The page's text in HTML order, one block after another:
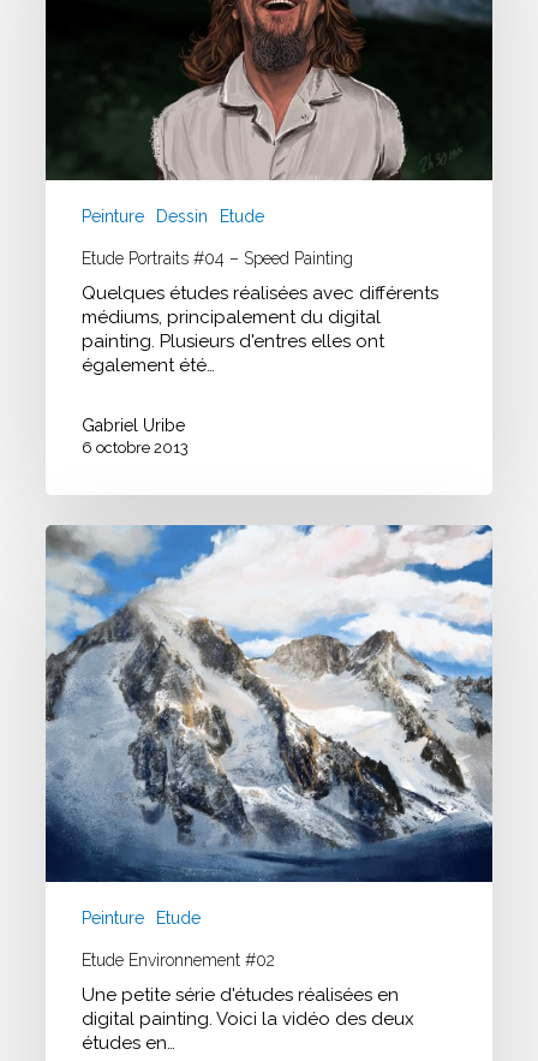
Peinture Dessin Etude
Etude Portraits #04 – Speed Painting
Quelques études réalisées avec différents
médiums, principalement du digital
painting. Plusieurs d'entres elles ont
également été…
Gabriel Uribe
6 octobre 2013
Etude
Environnement
#02
Peinture Etude
Etude Environnement #02
Une petite série d'études réalisées en
digital painting. Voici la vidéo des deux
études en…